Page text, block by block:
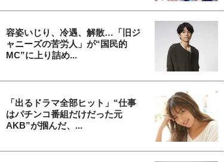
容姿いじり、冷遇、解散…「旧ジ
ャニーズの苦労人」が“国民的
MC”に上り詰め...
「出るドラマ全部ヒット」“仕事
はパチンコ番組だけだった元
AKB”が掴んだ、...